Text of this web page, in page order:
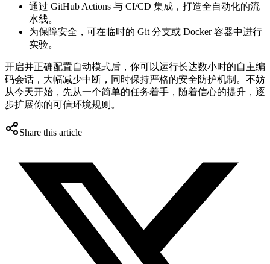
通过 GitHub Actions 与 CI/CD 集成，打造全自动化的流
水线。
为保障安全，可在临时的 Git 分支或 Docker 容器中进行
实验。
开启并正确配置自动模式后，你可以运行长达数小时的自主编
码会话，大幅减少中断，同时保持严格的安全防护机制。不妨
从今天开始，先从一个简单的任务着手，随着信心的提升，逐
步扩展你的可信环境规则。
Share this article